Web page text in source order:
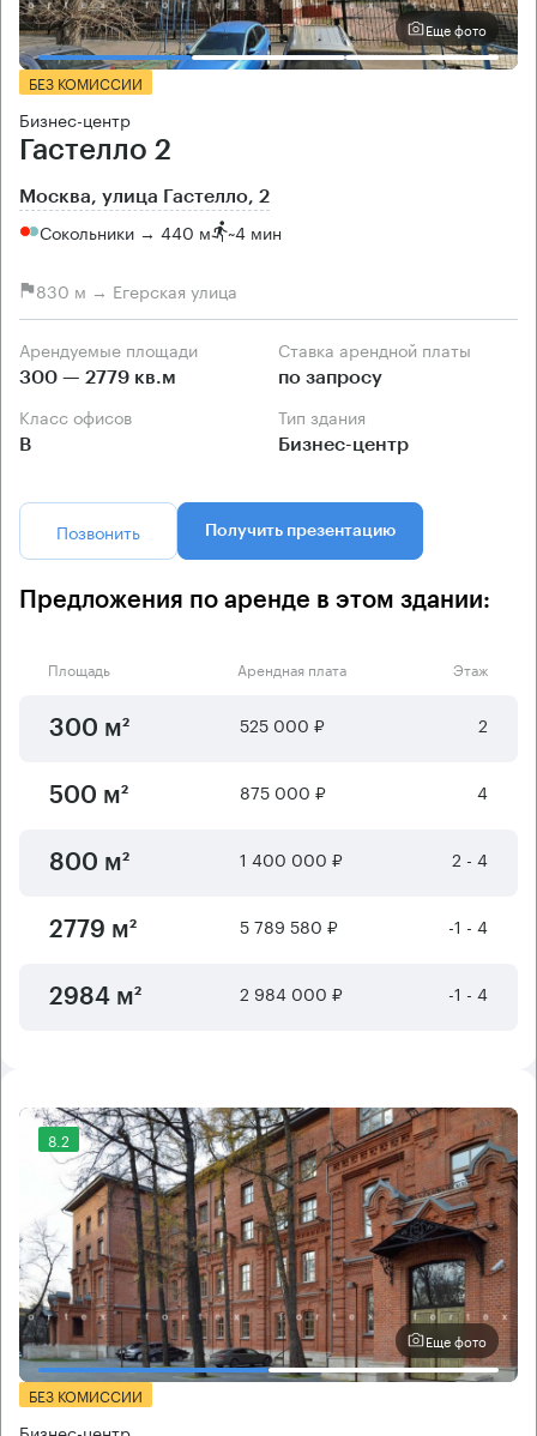
Еще фото
БЕЗ КОМИССИИ
Бизнес-центр
Гастелло 2
Москва, улица Гастелло, 2
Сокольники → 440 м ~4 мин
830 м → Егерская улица
Арендуемые площади
300 — 2779 кв.м
Ставка арендной платы
по запросу
Класс офисов
B
Тип здания
Бизнес-центр
Позвонить Получить презентацию
Предложения по аренде в этом здании:
Площадь Арендная плата Этаж
300 м² 525 000 ₽ 2
500 м² 875 000 ₽ 4
800 м² 1 400 000 ₽ 2 - 4
2779 м² 5 789 580 ₽ -1 - 4
2984 м² 2 984 000 ₽ -1 - 4
8.2
Еще фото
БЕЗ КОМИССИИ